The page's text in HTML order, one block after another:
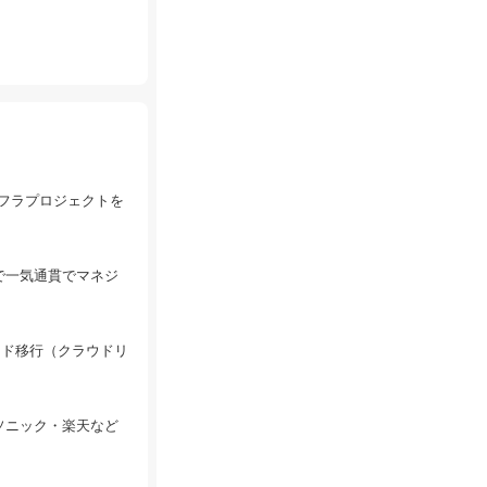
ラプロジェクトを
気通貫でマネジ
移行（クラウドリ
ニック・楽天など